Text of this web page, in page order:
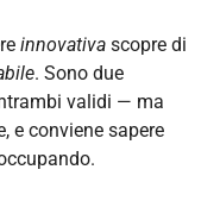
innovativa scopre di
. Sono due
validi — ma
e conviene sapere